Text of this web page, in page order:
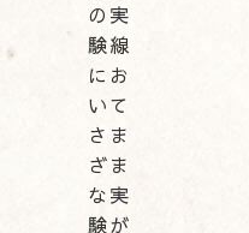
の実
験線
にお
いて
さま
ざま
な実
験が